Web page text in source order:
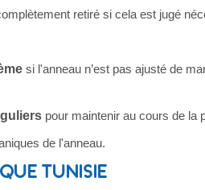
retiré si cela est jugé
si l'anneau n’est pas ajusté de
pour maintenir au cours de la
de l'anneau.
TUNISIE